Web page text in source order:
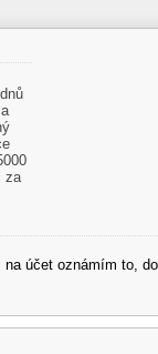
za
účet oznámím to,